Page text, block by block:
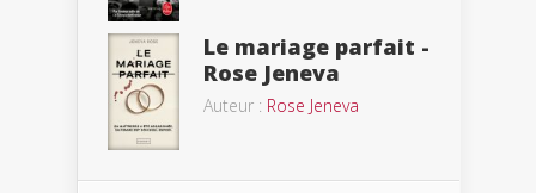
Le mariage parfait -
Rose Jeneva
Auteur : Rose Jeneva